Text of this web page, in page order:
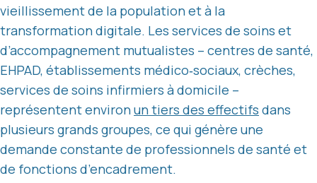
vieillissement de la population et à la
transformation digitale. Les services de soins et
d’accompagnement mutualistes – centres de santé,
EHPAD, établissements médico‑sociaux, crèches,
services de soins infirmiers à domicile –
représentent environun tiers des effectifs dans
plusieurs grands groupes, ce qui génère une
demande constante de professionnels de santé et
de fonctions d’encadrement.